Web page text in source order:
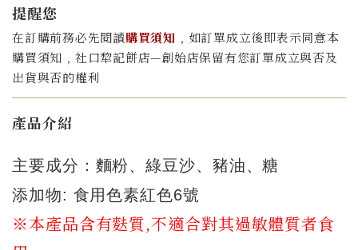
提醒您
在訂購前務必先閱讀購買須知 ﹐如訂單成立後即表示同意本
購買須知﹐社口犂記餅店—創始店保留有您訂單成立與否及
出貨與否的權利
產品介紹
主要成分：麵粉、綠豆沙、豬油、糖
添加物: 食用色素紅色6號
※本產品含有麩質,不適合對其過敏體質者食